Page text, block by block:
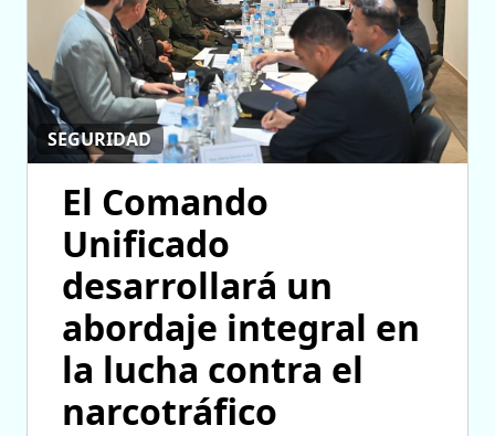
SEGURIDAD
El Comando
Unificado
desarrollará un
abordaje integral en
la lucha contra el
narcotráfico